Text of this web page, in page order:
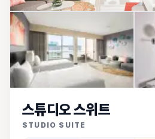
스튜디오 스위트
STUDIO SUITE